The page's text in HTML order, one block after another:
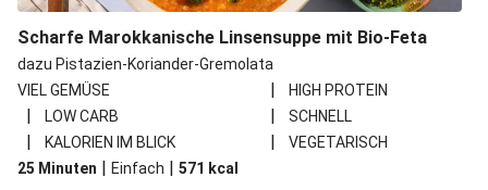
Scharfe Marokkanische Linsensuppe mit Bio-Feta
dazu Pistazien-Koriander-Gremolata
VIEL GEMÜSE
| HIGH PROTEIN
| LOW CARB | SCHNELL
| KALORIEN IM BLICK |
VEGETARISCH
25 Minuten | Einfach | 571 kcal